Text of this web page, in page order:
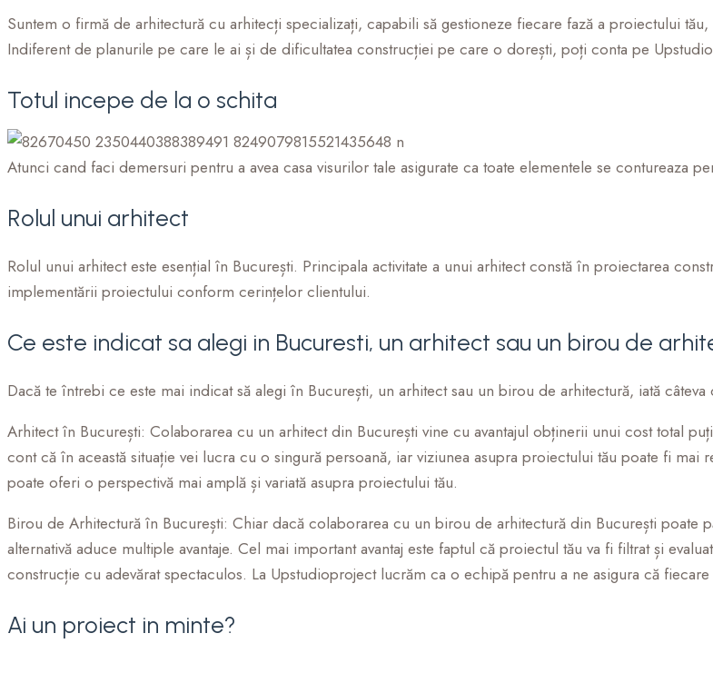
Suntem o firmă de arhitectură cu arhitecți specializați, capabili să gestioneze fiecare fază a proiectului
Indiferent de planurile pe care le ai și de dificultatea construcției pe care o dorești, poți conta pe
Totul incepe de la o schita
Atunci cand faci demersuri pentru a avea casa visurilor tale asigurate ca toate elementele se contureaza
Rolul unui arhitect
Rolul unui arhitect este esențial în București. Principala activitate a unui arhitect constă în proiectarea
implementării proiectului conform cerințelor clientului.
Ce este indicat sa alegi in Bucuresti, un arhitect sau un birou de
Dacă te întrebi ce este mai indicat să alegi în București, un arhitect sau un birou de arhitectură, iată câteva
Arhitect în București: Colaborarea cu un arhitect din București vine cu avantajul obținerii unui cost total
cont că în această situație vei lucra cu o singură persoană, iar viziunea asupra proiectului tău poate fi
poate oferi o perspectivă mai amplă și variată asupra proiectului tău.
Birou de Arhitectură în București: Chiar dacă colaborarea cu un birou de arhitectură din București poate
alternativă aduce multiple avantaje. Cel mai important avantaj este faptul că proiectul tău va fi filtrat și
construcție cu adevărat spectaculos. La Upstudioproject lucrăm ca o echipă pentru a ne asigura că
Ai un proiect in minte?